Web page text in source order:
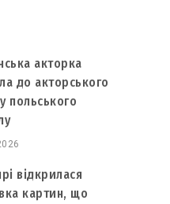
акторка
до акторського
польського
відкрилася
картин, що